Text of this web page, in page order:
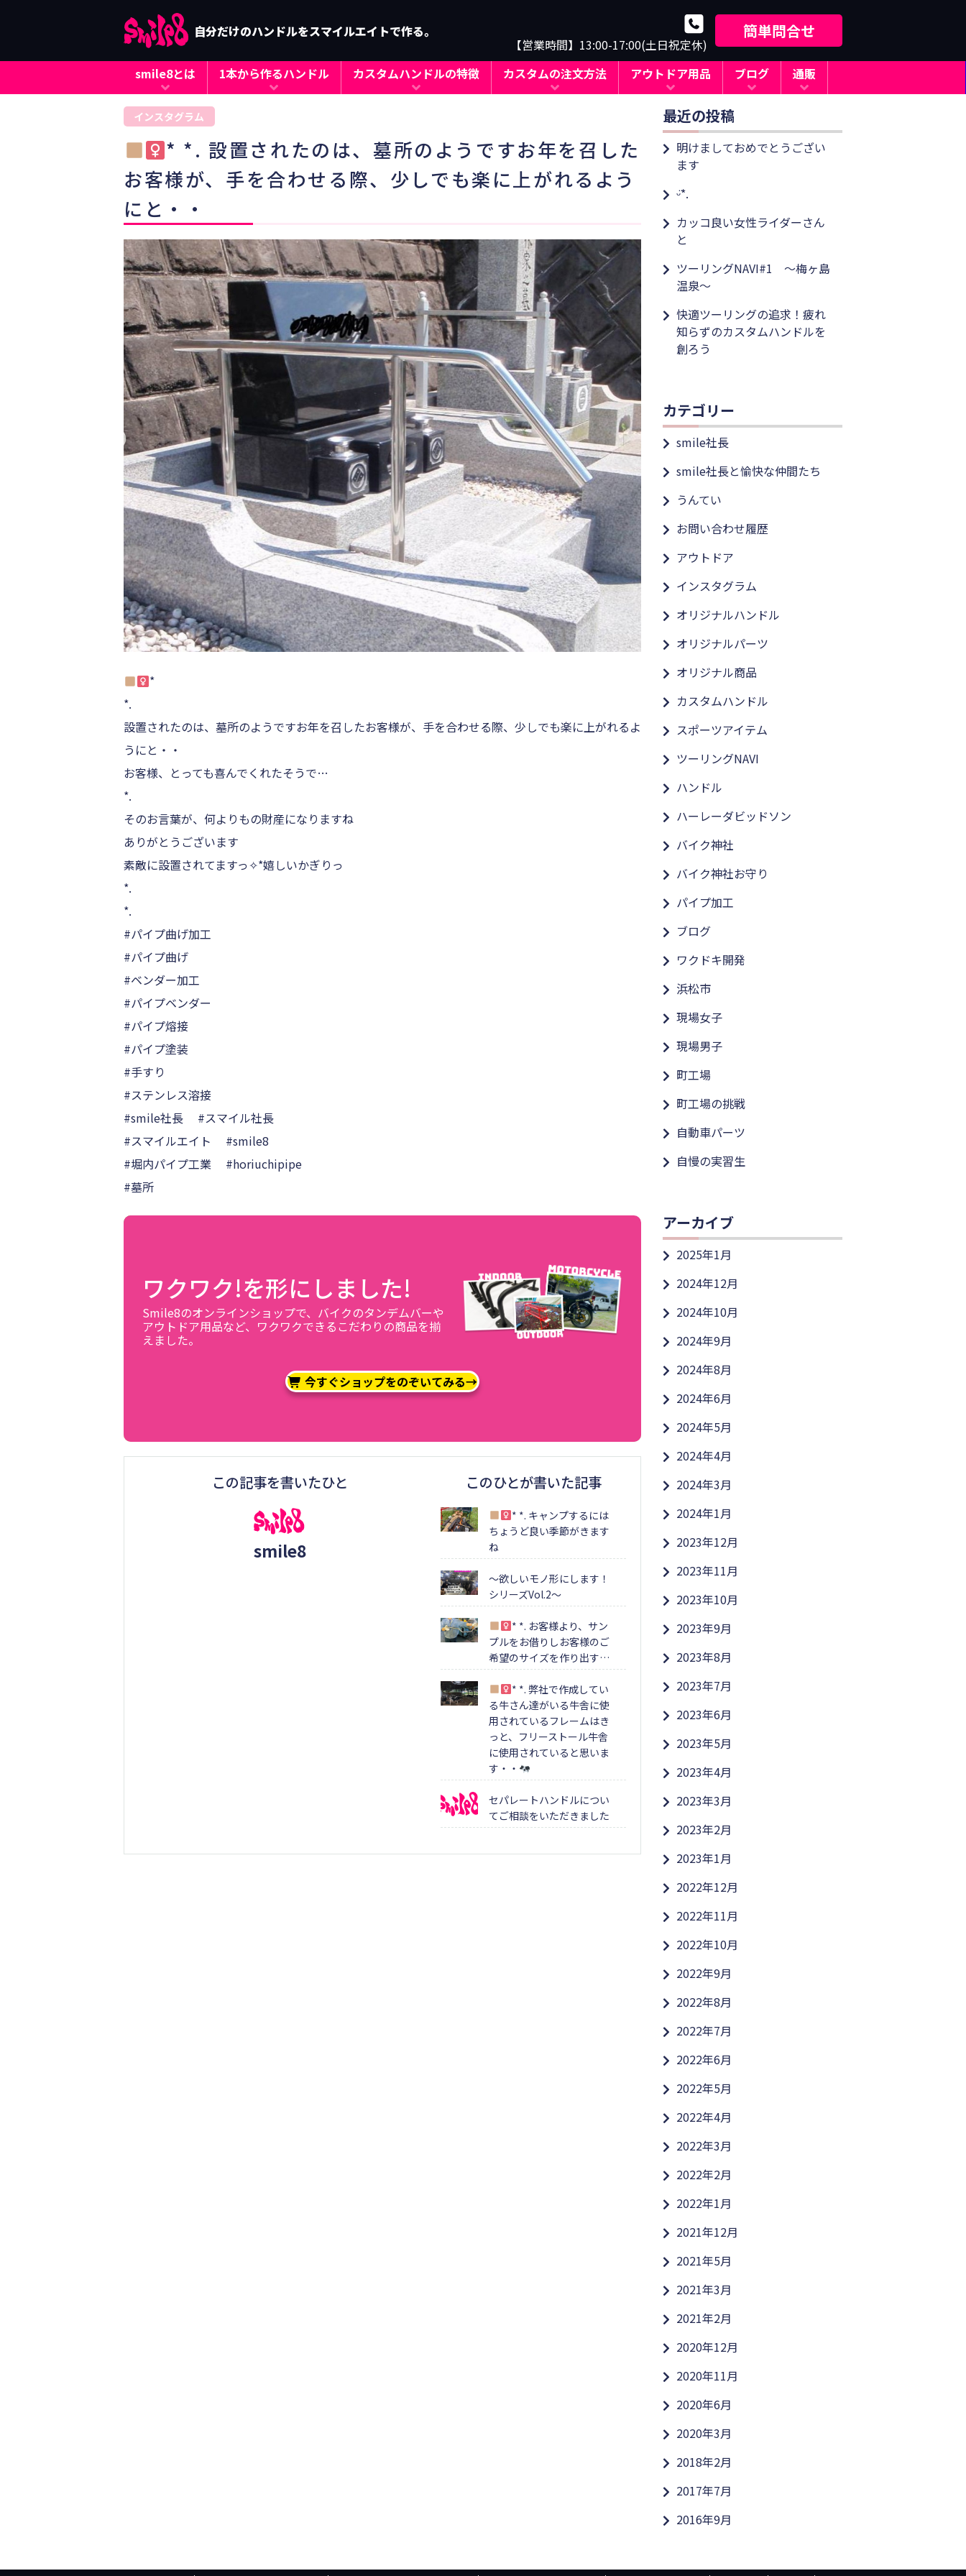
自分だけのハンドルをスマイルエイトで作る。
【営業時間】13:00-17:00(土日祝定休)
簡単問合せ
smile8とは 1本から作るハンドル カスタムハンドルの特徴 カスタムの注文方法 アウトドア用品 ブログ 通販
インスタグラム
* *. 設置されたのは、墓所のようですお年を召した
お客様が、手を合わせる際、少しでも楽に上がれるよう
にと・・
*
*.
設置されたのは、墓所のようですお年を召したお客様が、手を合わせる際、少しでも楽に上がれるよ
うにと・・
お客様、とっても喜んでくれたそうで…
*.
そのお言葉が、何よりもの財産になりますね
ありがとうございます
素敵に設置されてますっ✧*嬉しいかぎりっ
*.
*.
#パイプ曲げ加工
#パイプ曲げ
#ベンダー加工
#パイプベンダー
#パイプ熔接
#パイプ塗装
#手すり
#ステンレス溶接
#smile社長 #スマイル社長
#スマイルエイト #smile8
#堀内パイプ工業 #horiuchipipe
#墓所
ワクワク!を形にしました!
Smile8のオンラインショップで、バイクのタンデムバーや
アウトドア用品など、ワクワクできるこだわりの商品を揃
えました。
今すぐショップをのぞいてみる→
この記事を書いたひと
smile8
このひとが書いた記事
* *. キャンプするには
ちょうど良い季節がきます
ね
〜欲しいモノ形にします！
シリーズVol.2〜
* *. お客様より、サン
プルをお借りしお客様のご
希望のサイズを作り出す…
* *. 弊社で作成してい
る牛さん達がいる牛舎に使
用されているフレームはき
っと、フリーストール牛舎
に使用されていると思いま
す・・
セパレートハンドルについ
てご相談をいただきました
最近の投稿
明けましておめでとうござい
ます
ᵕ̈*.
カッコ良い女性ライダーさん
と
ツーリングNAVI#1 ～梅ヶ島
温泉～
快適ツーリングの追求！疲れ
知らずのカスタムハンドルを
創ろう
カテゴリー
smile社長
smile社長と愉快な仲間たち
うんてい
お問い合わせ履歴
アウトドア
インスタグラム
オリジナルハンドル
オリジナルパーツ
オリジナル商品
カスタムハンドル
スポーツアイテム
ツーリングNAVI
ハンドル
ハーレーダビッドソン
バイク神社
バイク神社お守り
パイプ加工
ブログ
ワクドキ開発
浜松市
現場女子
現場男子
町工場
町工場の挑戦
自動車パーツ
自慢の実習生
アーカイブ
2025年1月
2024年12月
2024年10月
2024年9月
2024年8月
2024年6月
2024年5月
2024年4月
2024年3月
2024年1月
2023年12月
2023年11月
2023年10月
2023年9月
2023年8月
2023年7月
2023年6月
2023年5月
2023年4月
2023年3月
2023年2月
2023年1月
2022年12月
2022年11月
2022年10月
2022年9月
2022年8月
2022年7月
2022年6月
2022年5月
2022年4月
2022年3月
2022年2月
2022年1月
2021年12月
2021年5月
2021年3月
2021年2月
2020年12月
2020年11月
2020年6月
2020年3月
2018年2月
2017年7月
2016年9月